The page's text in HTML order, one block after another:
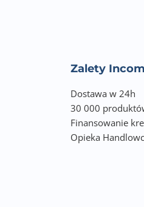
Zalety
Dostawa w 24h
30 000
Finansowanie
Opieka